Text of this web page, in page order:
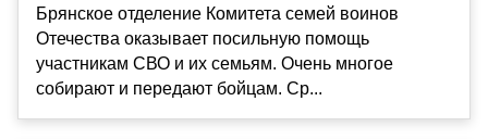
Брянское отделение Комитета семей воинов
Отечества оказывает посильную помощь
участникам СВО и их семьям. Очень многое
собирают и передают бойцам. Ср...